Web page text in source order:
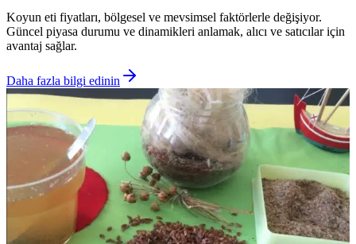
Koyun eti fiyatları, bölgesel ve mevsimsel faktörlerle değişiyor.
Güncel piyasa durumu ve dinamikleri anlamak, alıcı ve satıcılar için
avantaj sağlar.
Daha fazla bilgi edinin